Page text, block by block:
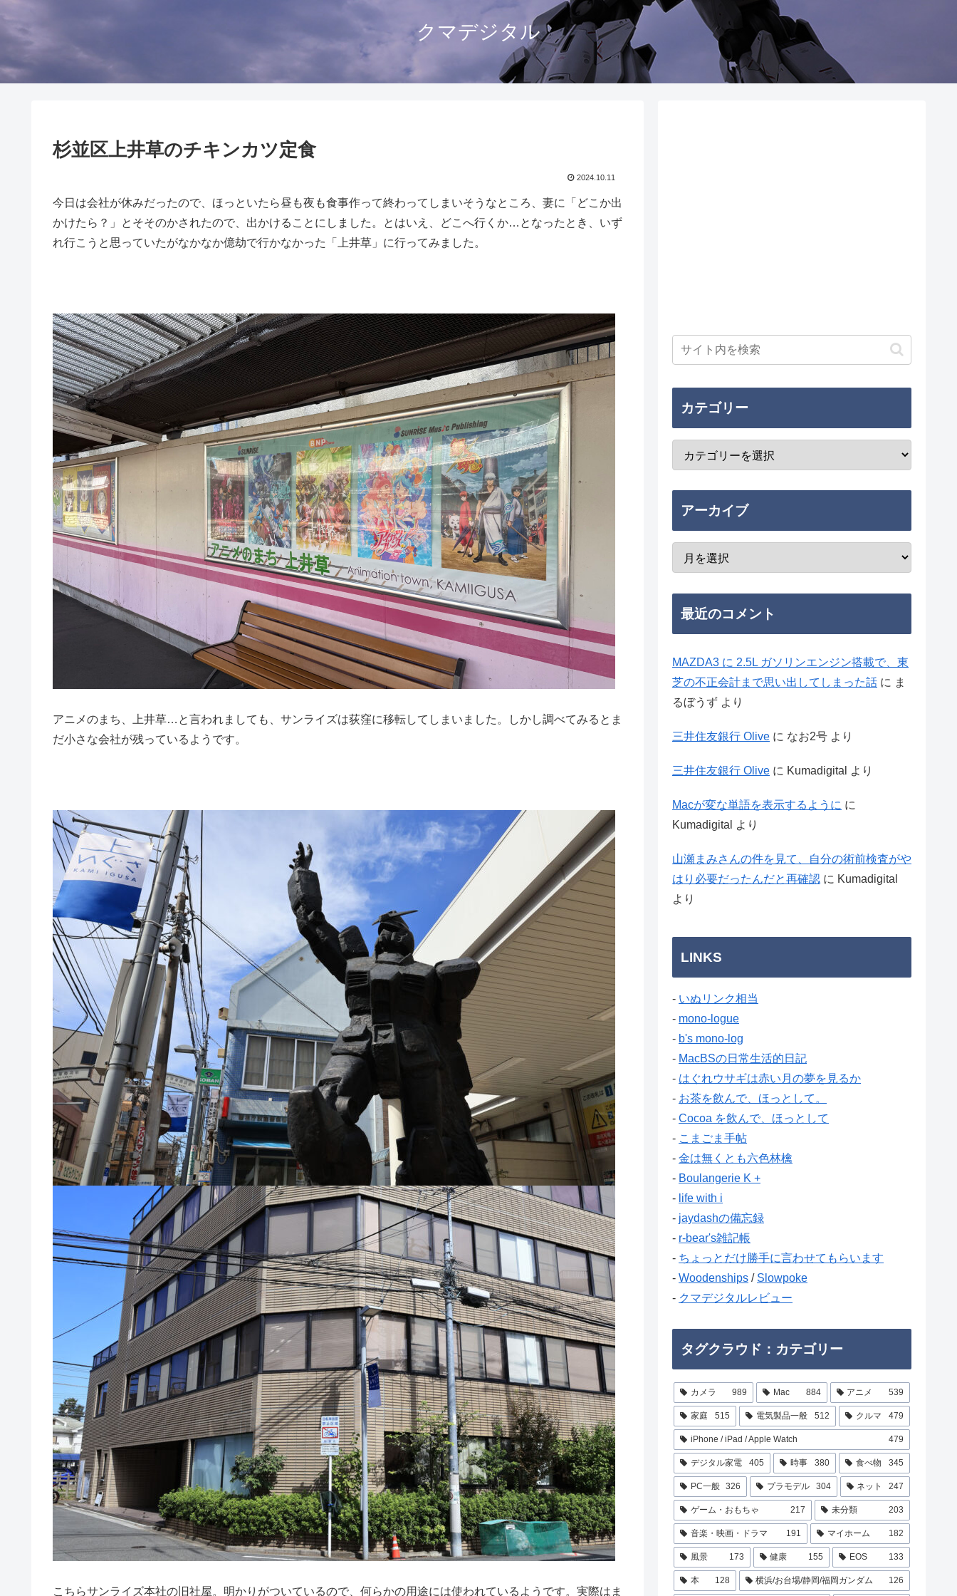
クマデジタル
杉並区上井草のチキンカツ定食
2024.10.11
今日は会社が休みだったので、ほっといたら昼も夜も食事作って終わってしまいそうなところ、妻に「どこか出
かけたら？」とそそのかされたので、出かけることにしました。とはいえ、どこへ行くか…となったとき、いず
れ行こうと思っていたがなかなか億劫で行かなかった「上井草」に行ってみました。
アニメのまち、上井草…と言われましても、サンライズは荻窪に移転してしまいました。しかし調べてみるとま
だ小さな会社が残っているようです。
こちらサンライズ本社の旧社屋。明かりがついているので、何らかの用途には使われているようです。実際はま
カテゴリー
アーカイブ
最近のコメント
MAZDA3 に 2.5L ガソリンエンジン搭載で、東
芝の不正会計まで思い出してしまった話 に ま
るぼうず より
三井住友銀行 Olive に なお2号 より
三井住友銀行 Olive に Kumadigital より
Macが変な単語を表示するように に
Kumadigital
より
山瀬まみさんの件を見て、自分の術前検査がや
はり必要だったんだと再確認 に Kumadigital
より
LINKS
- いぬリンク相当
- mono-logue
- b's mono-log
- MacBSの日常生活的日記
- はぐれウサギは赤い月の夢を見るか
- お茶を飲んで、ほっとして。
- Cocoa を飲んで、ほっとして
- こまごま手帖
- 金は無くとも六色林檎
- Boulangerie K +
- life with i
- jaydashの備忘録
- r-bear's雑記帳
- ちょっとだけ勝手に言わせてもらいます
- Woodenships / Slowpoke
- クマデジタルレビュー
タグクラウド：カテゴリー
カメラ 989 Mac 884 アニメ 539
家庭 515 電気製品一般 512 クルマ 479
iPhone / iPad / Apple Watch 479
デジタル家電 405 時事 380 食べ物 345
PC一般 326 プラモデル 304 ネット 247
ゲーム・おもちゃ 217 未分類 203
音楽・映画・ドラマ 191 マイホーム 182
風景 173 健康 155 EOS 133
本 128 横浜/お台場/静岡/福岡ガンダム 126